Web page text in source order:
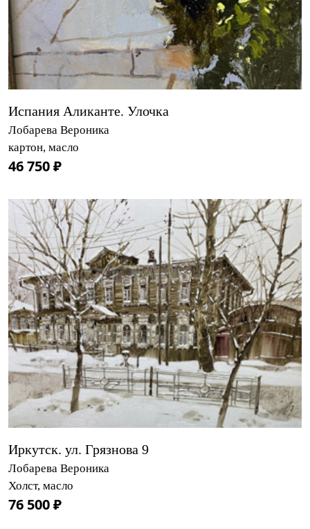
Испания Аликанте. Улочка
Лобарева Вероника
картон, масло
46 750 ₽
Иркутск. ул. Грязнова 9
Лобарева Вероника
Холст, масло
76 500 ₽